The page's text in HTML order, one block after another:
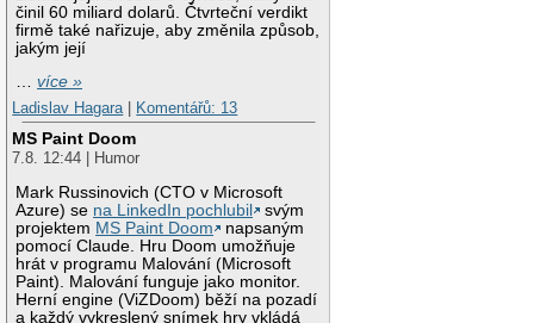
činil 60 miliard dolarů. Čtvrteční verdikt
firmě také nařizuje, aby změnila způsob,
jakým její
…více »
Ladislav Hagara
Komentářů: 13
MS Paint Doom
7.8. 12:44 | Humor
Mark Russinovich (CTO v Microsoft
Azure) se na LinkedIn pochlubil
svým
projektem MS Paint Doom
napsaným
pomocí Claude. Hru Doom umožňuje
hrát v programu Malování (Microsoft
Paint). Malování funguje jako monitor.
Herní engine (ViZDoom) běží na pozadí
a každý vykreslený snímek hry vkládá